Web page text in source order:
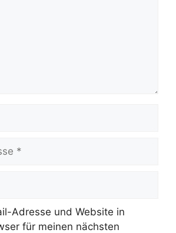
Adresse und Website in
für meinen nächsten